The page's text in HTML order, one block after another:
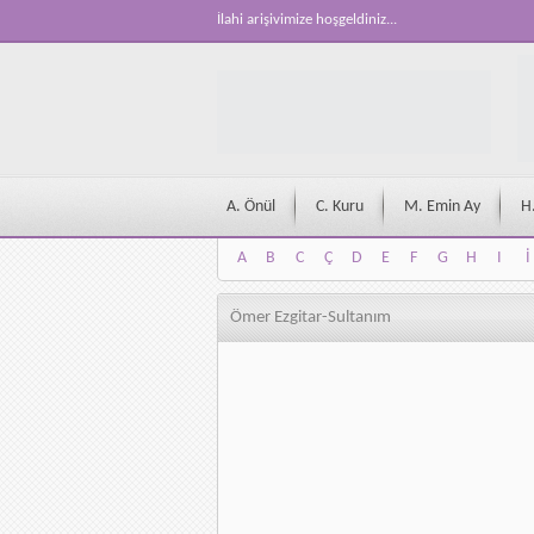
İlahi arişivimize hoşgeldiniz...
A. Önül C. Kuru M. Emin Ay
A B C Ç D E F G H I İ
A
B C Ç D E F G H I İ
Ömer Ezgitar-Sultanım